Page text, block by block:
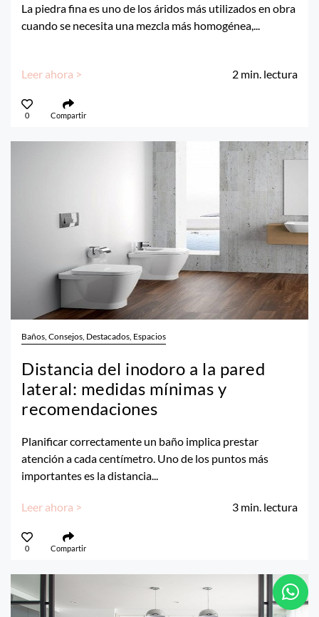
La piedra fina es uno de los áridos más utilizados en obra
cuando se necesita una mezcla más homogénea,...
Leer ahora > 2 min. lectura
0 Compartir
Baños, Consejos, Destacados, Espacios
Distancia del inodoro a la pared
lateral: medidas mínimas y
recomendaciones
Planificar correctamente un baño implica prestar
atención a cada centímetro. Uno de los puntos más
importantes es la distancia...
Leer ahora > 3 min. lectura
0 Compartir